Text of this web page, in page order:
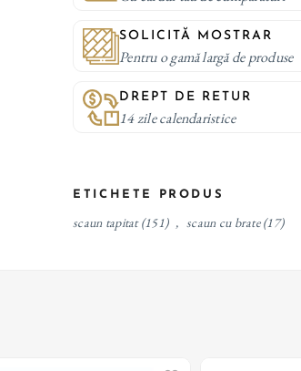
SOLICITĂ MOSTRAR
Pentru o gamă largă de produse
DREPT DE RETUR
14 zile calendaristice
ETICHETE PRODUS
scaun tapitat (151) , scaun cu brate (17)